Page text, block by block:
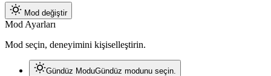
Mod değiştir
Mod Ayarları
Mod seçin, deneyimini kişiselleştirin.
Gündüz ModuGündüz modunu seçin.